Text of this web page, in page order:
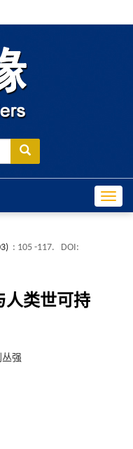
: 105 -117.
DOI:
人类世可持
强